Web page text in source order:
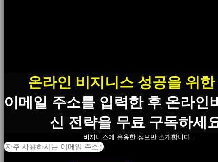
온라인 비지니스 성공을 위
이메일 주소를 입력한 후 온라인
신 전략을 무료 구독하세
비지니스에 유용한 정보만 소개합니다.